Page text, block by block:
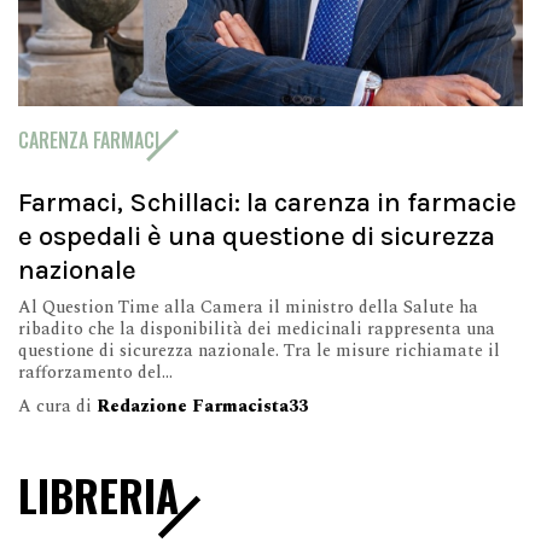
CARENZA FARMACI
Farmaci, Schillaci: la carenza in farmacie
e ospedali è una questione di sicurezza
nazionale
Al Question Time alla Camera il ministro della Salute ha
ribadito che la disponibilità dei medicinali rappresenta una
questione di sicurezza nazionale. Tra le misure richiamate il
rafforzamento del...
A cura di Redazione Farmacista33
LIBRERIA